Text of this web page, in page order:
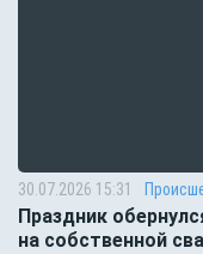
30.07.2026 15:31
Праздник
на собственной